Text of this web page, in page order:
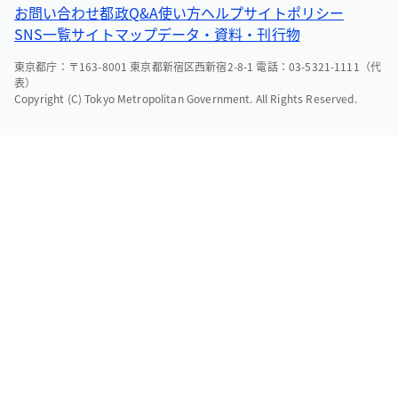
お問い合わせ都政Q&A使い方ヘルプサイトポリシー
SNS一覧サイトマップデータ・資料・刊行物
東京都庁：〒163-8001 東京都新宿区西新宿2-8-1 電話：03-5321-1111（代
表）
Copyright (C) Tokyo Metropolitan Government. All Rights Reserved.